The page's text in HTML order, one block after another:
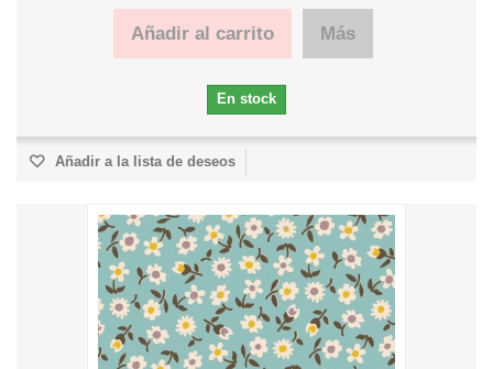
Añadir al carrito Más
En stock
Añadir a la lista de deseos